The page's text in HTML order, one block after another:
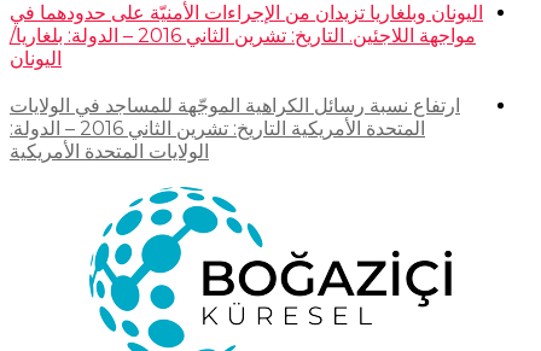
اليونان وبلغاريا تزيدان من الإجراءات الأمنيّة على حدودهما في
مواجهة اللاجئين. التاريخ: تشرين الثاني 2016 – الدولة: بلغاريا/
اليونان
ارتفاع نسبة رسائل الكراهية الموجّهة للمساجد في الولايات
المتحدة الأمريكية التاريخ: تشرين الثاني 2016 – الدولة:
الولايات المتحدة الأمريكية